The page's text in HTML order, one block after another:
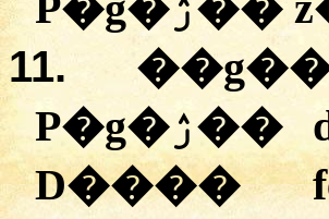
11.
P�g�ۯ�� d�zɪ�A� ��AU�v� ��ļ�ģ�
D����